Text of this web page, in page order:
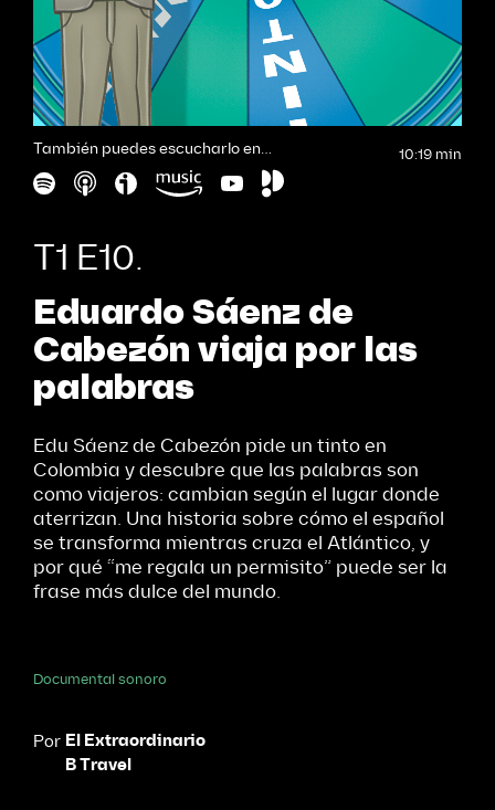
También puedes escucharlo en… 10:19 min
T1 E10.
Eduardo Sáenz de
Cabezón viaja por las
palabras
Edu Sáenz de Cabezón pide un tinto en
Colombia y descubre que las palabras son
como viajeros: cambian según el lugar donde
aterrizan. Una historia sobre cómo el español
se transforma mientras cruza el Atlántico, y
por qué “me regala un permisito” puede ser la
frase más dulce del mundo.
Documental sonoro
Por El Extraordinario
B Travel